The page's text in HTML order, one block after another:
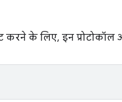
के लिए, इन